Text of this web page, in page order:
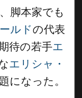
脚本家でも
ルドの代表
待の若手エ
エリシャ・
になった。